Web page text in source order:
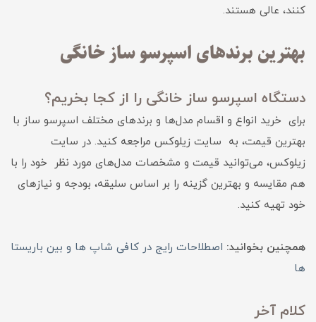
کنند، عالی هستند.
بهترین برندهای اسپرسو ساز خانگی
دستگاه اسپرسو ساز خانگی را از کجا بخریم؟
برای خرید انواع و اقسام مدل‌ها و برندهای مختلف اسپرسو ساز با
بهترین قیمت، به سایت زیلوکس مراجعه کنید. در سایت
زیلوکس، می‌توانید قیمت و مشخصات مدل‌های مورد نظر خود را با
هم مقایسه و بهترین گزینه را بر اساس سلیقه، بودجه و نیازهای
خود تهیه کنید.
همچنین بخوانید: اصطلاحات رایج در کافی شاپ ها و بین باریستا
ها
کلام آخر